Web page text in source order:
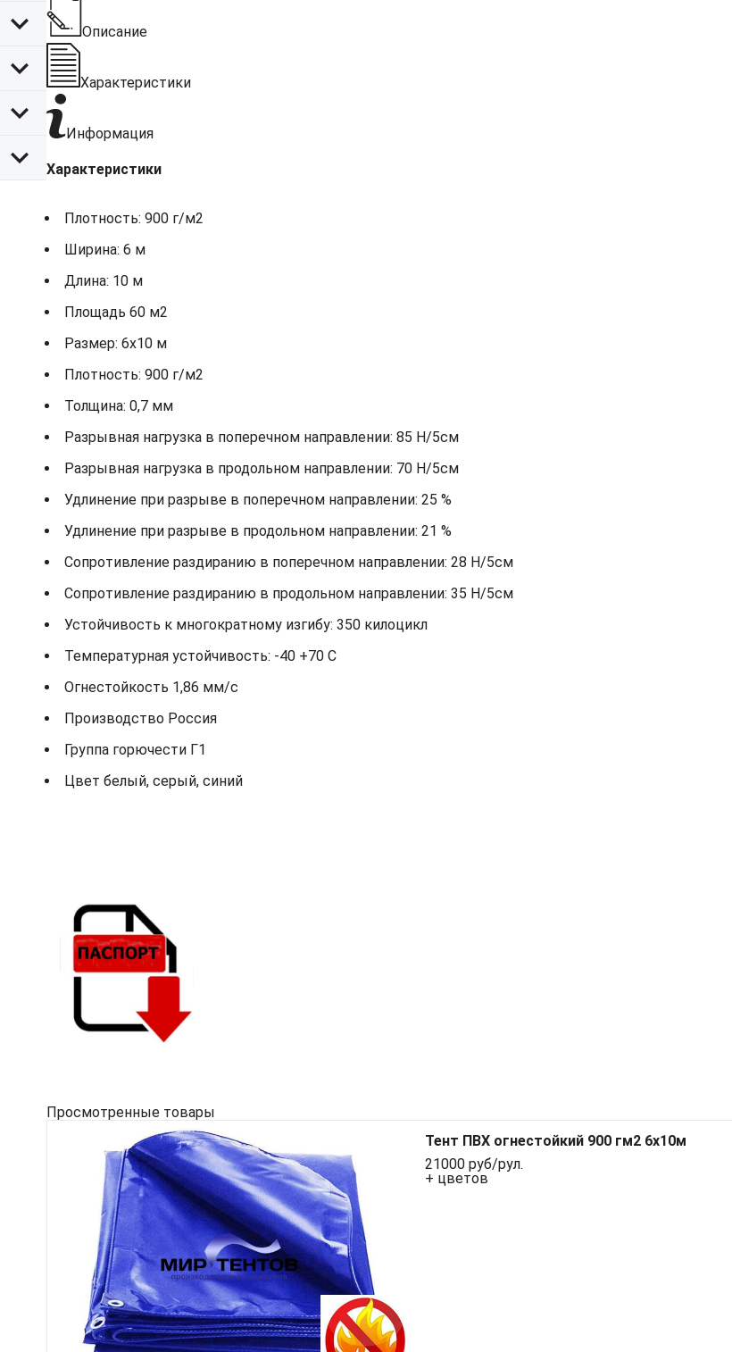
Описание
Характеристики
Информация
Характеристики
Плотность: 900 г/м2
Ширина: 6 м
Длина: 10 м
Площадь 60 м2
Размер: 6х10 м
Плотность: 900 г/м2
Толщина: 0,7 мм
Разрывная нагрузка в поперечном направлении: 85 Н/5см
Разрывная нагрузка в продольном направлении: 70 Н/5см
Удлинение при разрыве в поперечном направлении: 25 %
Удлинение при разрыве в продольном направлении: 21 %
Сопротивление раздиранию в поперечном направлении: 28 Н/5см
Сопротивление раздиранию в продольном направлении: 35 Н/5см
Устойчивость к многократному изгибу: 350 килоцикл
Температурная устойчивость: -40 +70 С
Огнестойкость 1,86 мм/с
Производство Россия
Группа горючести Г1
Цвет белый, серый, синий
Просмотренные товары
Тент ПВХ огнестойкий 900 гм2 6х10м
21000 руб/рул.
+ цветов